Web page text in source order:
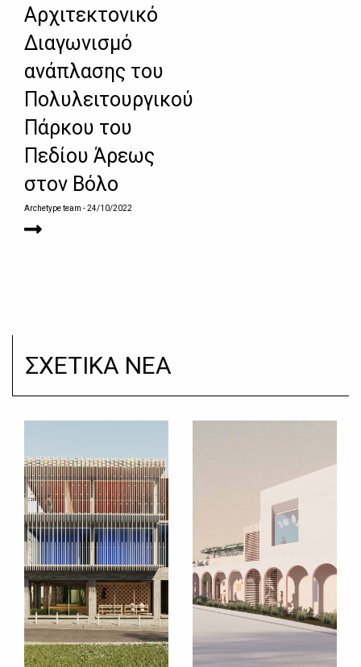
Αρχιτεκτονικό
Διαγωνισμό
ανάπλασης του
Πολυλειτουργικού
Πάρκου του
Πεδίου Άρεως
στον Βόλο
Archetype team - 24/10/2022
ΣΧΕΤΙΚΑ ΝΕΑ